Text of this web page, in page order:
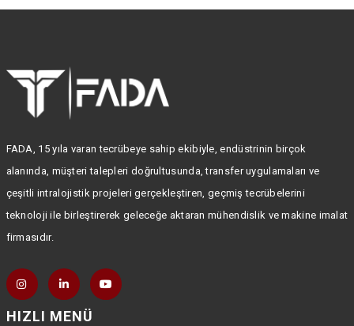
FADA, 15 yıla varan tecrübeye sahip ekibiyle, endüstrinin birçok
alanında, müşteri talepleri doğrultusunda, transfer uygulamaları ve
çeşitli intralojistik projeleri gerçekleştiren, geçmiş tecrübelerini
teknoloji ile birleştirerek geleceğe aktaran mühendislik ve makine imalat
firmasıdır.
HIZLI MENÜ